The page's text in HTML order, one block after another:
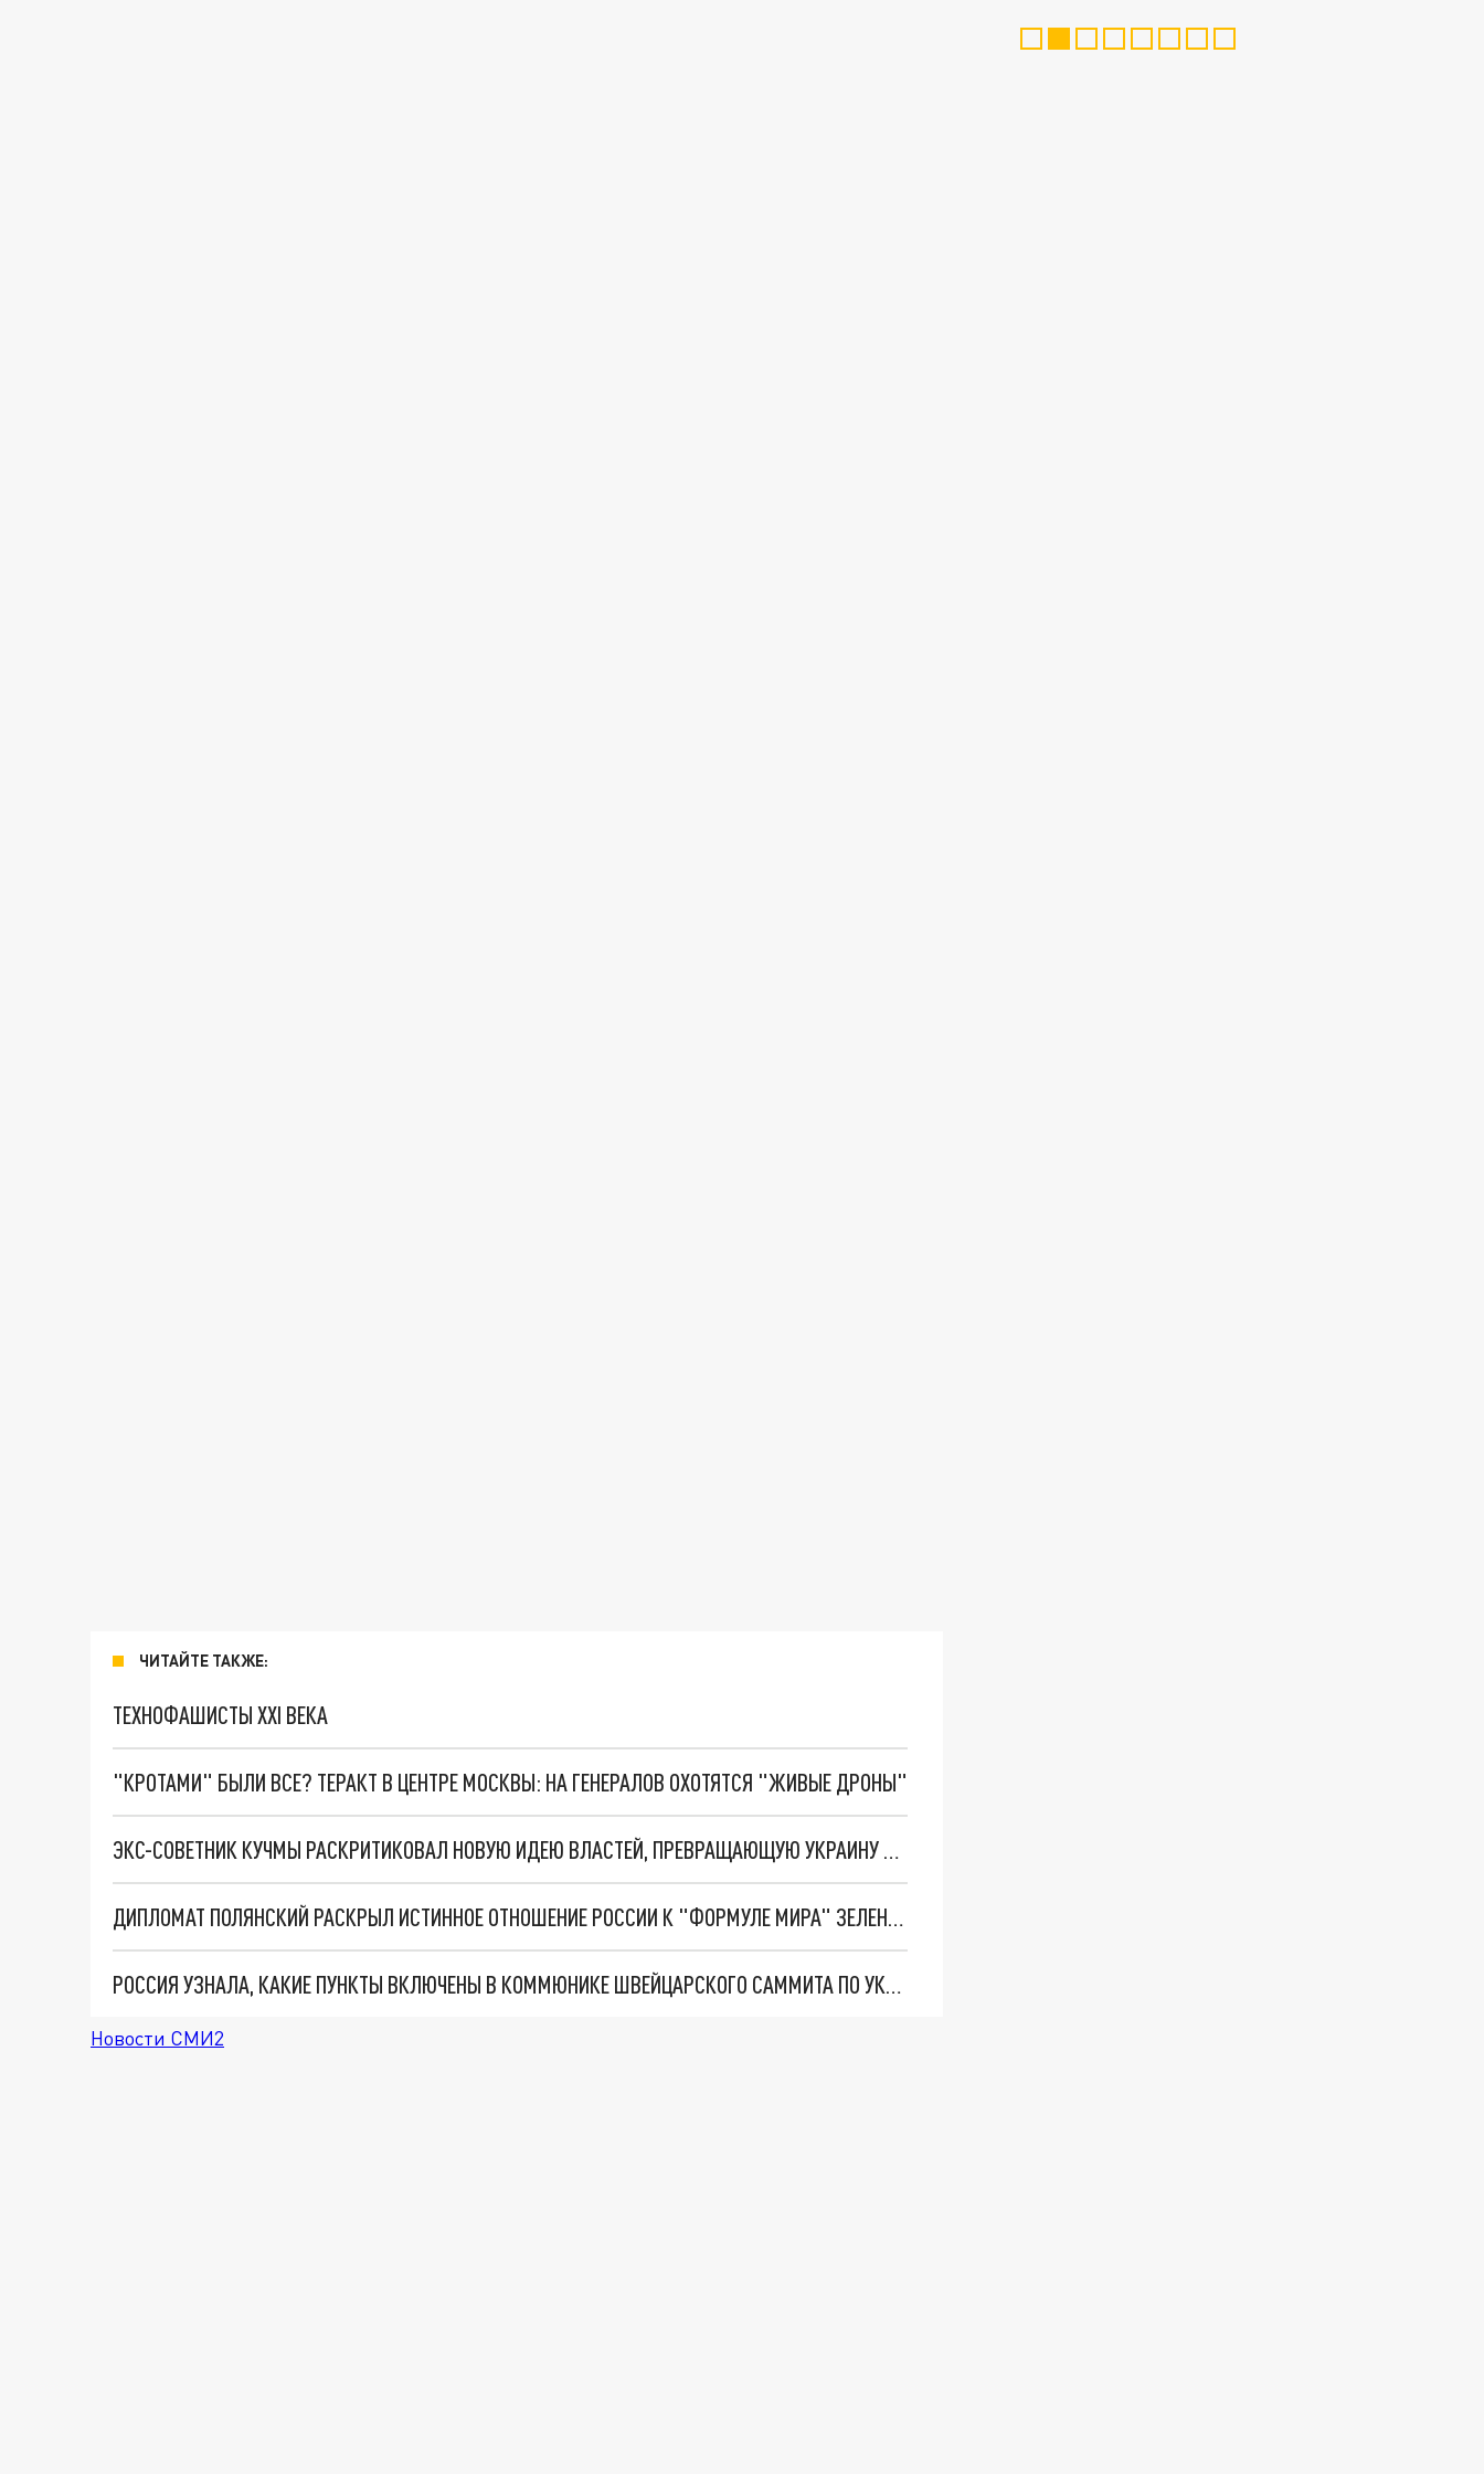
ЧИТАЙТЕ ТАКЖЕ:
ТЕХНОФАШИСТЫ XXI ВЕКА
"КРОТАМИ" БЫЛИ ВСЕ? ТЕРАКТ В ЦЕНТРЕ МОСКВЫ: НА ГЕНЕРАЛОВ ОХОТЯТСЯ "ЖИВЫЕ ДРОНЫ"
ЭКС-СОВЕТНИК КУЧМЫ РАСКРИТИКОВАЛ НОВУЮ ИДЕЮ ВЛАСТЕЙ, ПРЕВРАЩАЮЩУЮ УКРАИНУ В КОНЦЛАГЕРЬ
ДИПЛОМАТ ПОЛЯНСКИЙ РАСКРЫЛ ИСТИННОЕ ОТНОШЕНИЕ РОССИИ К "ФОРМУЛЕ МИРА" ЗЕЛЕНСКОГО
РОССИЯ УЗНАЛА, КАКИЕ ПУНКТЫ ВКЛЮЧЕНЫ В КОММЮНИКЕ ШВЕЙЦАРСКОГО САММИТА ПО УКРАИНЕ
Новости СМИ2